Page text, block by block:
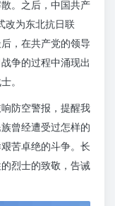
。之后，中国共产
改为东北抗日联
，在共产党的领导
争的过程中涌现出
。
防空警报，提醒我
曾经遭受过怎样的
苦卓绝的斗争。长
烈士的致敬，告诫